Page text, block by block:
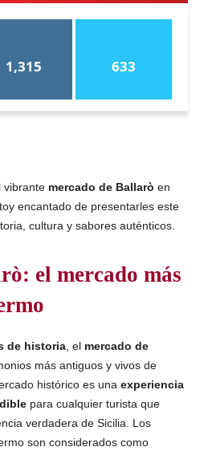
1,315 633
vibrante mercado de Ballarò en
encantado de presentarles este
cultura y sabores auténticos.
el mercado más
de historia , el mercado de
más antiguos y vivos de
histórico es una experiencia
para cualquier turista que
verdadera de Sicilia. Los
son considerados como